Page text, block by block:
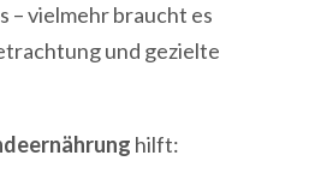
– vielmehr braucht es
und gezielte
hilft: